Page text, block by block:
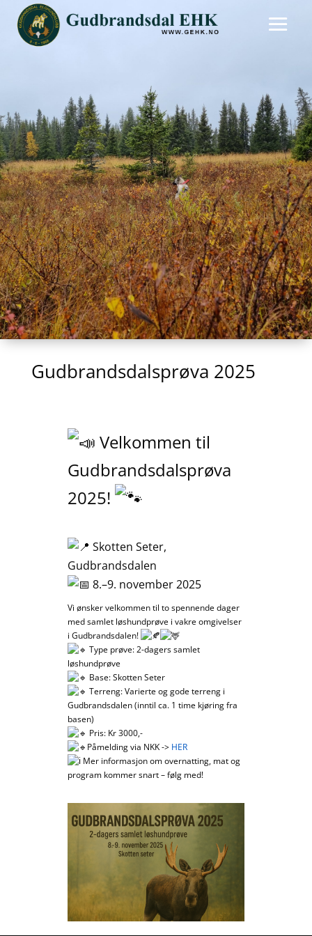
Gudbrandsdalsprøva 2025
Velkommen til
Gudbrandsdalsprøva
2025!
Skotten Seter,
Gudbrandsdalen
8.–9. november 2025
Vi ønsker velkommen til to spennende dager
med samlet løshundprøve i vakre omgivelser
i Gudbrandsdalen!
Type prøve: 2-dagers samlet
løshundprøve
Base: Skotten Seter
Terreng: Varierte og gode terreng i
Gudbrandsdalen (inntil ca. 1 time kjøring fra
basen)
Pris: Kr 3000,-
Påmelding via NKK -> HER
Mer informasjon om overnatting, mat og
program kommer snart – følg med!